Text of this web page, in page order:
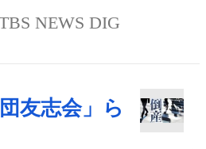
NEWS DIG
友志会」ら